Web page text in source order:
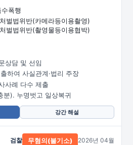
수폭행
벌법위반(카메라등이용촬영)
벌법위반(촬영물등이용협박)
상담 및 선임
하여 사실관계·법리 주장
사례 다수 제출
분). 누명벗고 일상복귀
강간 해설
검찰 무혐의(불기소) 2026년 04월